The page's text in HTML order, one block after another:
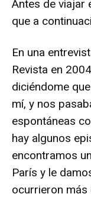
Antes de viajar
que a
En una
Revista en
diciéndome
mí, y nos
espontáneas
hay algunos
encontramos
París y le
ocurrieron más